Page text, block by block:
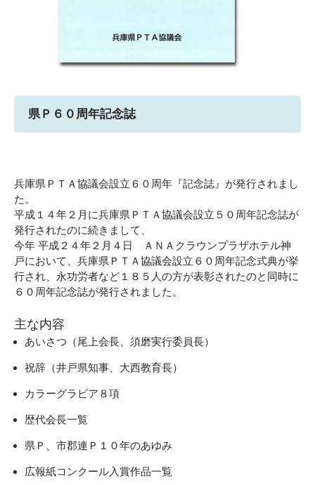
県Ｐ６０周年記念誌
兵庫県ＰＴＡ協議会設立６０周年『記念誌』が発行されまし
た。
平成１４年２月に兵庫県ＰＴＡ協議会設立５０周年記念誌が
発行されたのに続きまして、
今年 平成２４年２月４日 ＡＮＡクラウンプラザホテル神
戸において、兵庫県ＰＴＡ協議会設立６０周年記念式典が挙
行され、永功労者など１８５人の方が表彰されたのと同時に
６０周年記念誌が発行されました。
主な内容
あいさつ（尾上会長、須磨実行委員長）
祝辞（井戸県知事、大西教育長）
カラーグラビア８項
歴代会長一覧
県Ｐ、市郡連Ｐ１０年のあゆみ
広報紙コンクール入賞作品一覧